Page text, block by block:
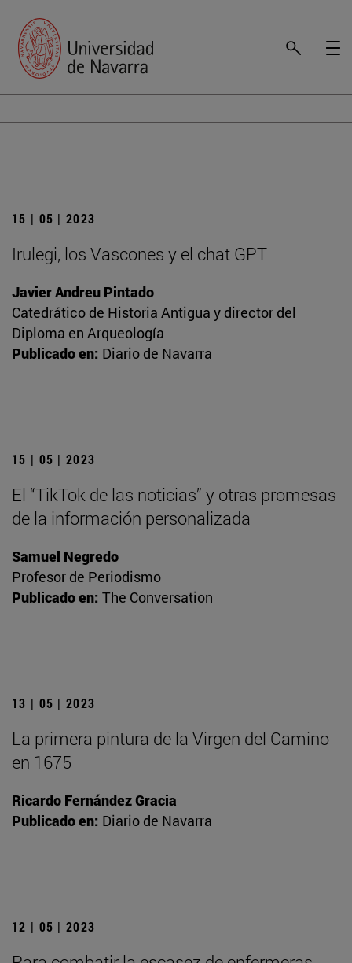
15 | 05 | 2023
Irulegi, los Vascones y el chat GPT
Javier Andreu Pintado
Catedrático de Historia Antigua y director del
Diploma en Arqueología
Publicado en: Diario de Navarra
15 | 05 | 2023
El “TikTok de las noticias” y otras promesas
de la información personalizada
Samuel Negredo
Profesor de Periodismo
Publicado en: The Conversation
13 | 05 | 2023
La primera pintura de la Virgen del Camino
en 1675
Ricardo Fernández Gracia
Publicado en: Diario de Navarra
12 | 05 | 2023